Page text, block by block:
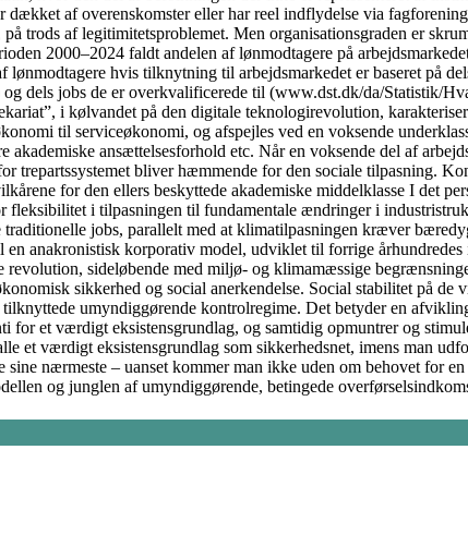
dækket af overenskomster eller har reel indflydelse via
trods af legitimitetsproblemet. Men organisationsgraden er
2000–2024 faldt andelen af lønmodtagere på
lønmodtagere hvis tilknytning til arbejdsmarkedet er baseret på
dels jobs de er overkvalificerede til (www.dst.dk/da/Statistik/
i kølvandet på den digitale teknologirevolution,
til serviceøkonomi, og afspejles ved en voksende
akademiske ansættelsesforhold etc. Når en voksende del af
trepartssystemet bliver hæmmende for den sociale tilpasning.
for den ellers beskyttede akademiske middelklasse I det
i tilpasningen til fundamentale ændringer i
jobs, parallelt med at klimatilpasningen kræver
anakronistisk korporativ model, udviklet til forrige
revolution, sideløbende med miljø- og klimamæssige
sikkerhed og social anerkendelse. Social stabilitet på
umyndiggørende kontrolregime. Det betyder en
for et værdigt eksistensgrundlag, og samtidig opmuntrer og
et værdigt eksistensgrundlag som sikkerhedsnet, imens man
sine nærmeste – uanset kommer man ikke uden om behovet for
og junglen af umyndiggørende, betingede